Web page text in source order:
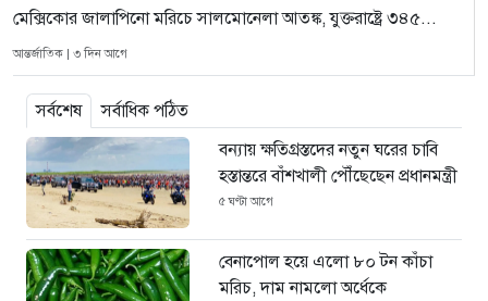
মেক্সিকোর জালাপিনো মরিচে সালমোনেলা আতঙ্ক, যুক্তরাষ্ট্রে ৩৪৫...
আন্তর্জাতিক | ৩ দিন আগে
সর্বশেষ
সর্বাধিক পঠিত
বন্যায় ক্ষতিগ্রস্তদের নতুন ঘরের চাবি
হস্তান্তরে বাঁশখালী পৌঁছেছেন প্রধানমন্ত্রী
৫ ঘণ্টা আগে
বেনাপোল হয়ে এলো ৮০ টন কাঁচা
মরিচ, দাম নামলো অর্ধেকে